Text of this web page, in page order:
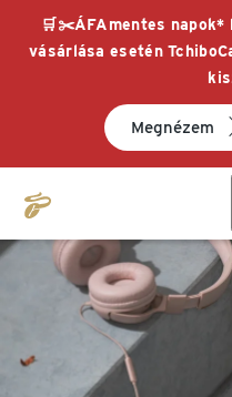
🛒✂️ÁFAmentes napok*
vásárlása esetén
Megnézem